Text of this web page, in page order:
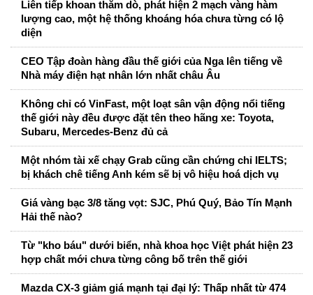
Liên tiếp khoan thăm dò, phát hiện 2 mạch vàng hàm
lượng cao, một hệ thống khoáng hóa chưa từng có lộ
diện
CEO Tập đoàn hàng đầu thế giới của Nga lên tiếng về
Nhà máy điện hạt nhân lớn nhất châu Âu
Không chỉ có VinFast, một loạt sân vận động nổi tiếng
thế giới này đều được đặt tên theo hãng xe: Toyota,
Subaru, Mercedes-Benz đủ cả
Một nhóm tài xế chạy Grab cũng cần chứng chỉ IELTS;
bị khách chê tiếng Anh kém sẽ bị vô hiệu hoá dịch vụ
Giá vàng bạc 3/8 tăng vọt: SJC, Phú Quý, Bảo Tín Mạnh
Hải thế nào?
Từ "kho báu" dưới biển, nhà khoa học Việt phát hiện 23
hợp chất mới chưa từng công bố trên thế giới
Mazda CX-3 giảm giá mạnh tại đại lý: Thấp nhất từ 474